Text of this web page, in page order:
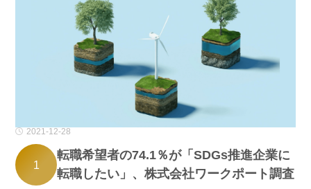
2021-12-28
1
転職希望者の74.1％が「SDGs推進企業に
転職したい」、株式会社ワークポート調査